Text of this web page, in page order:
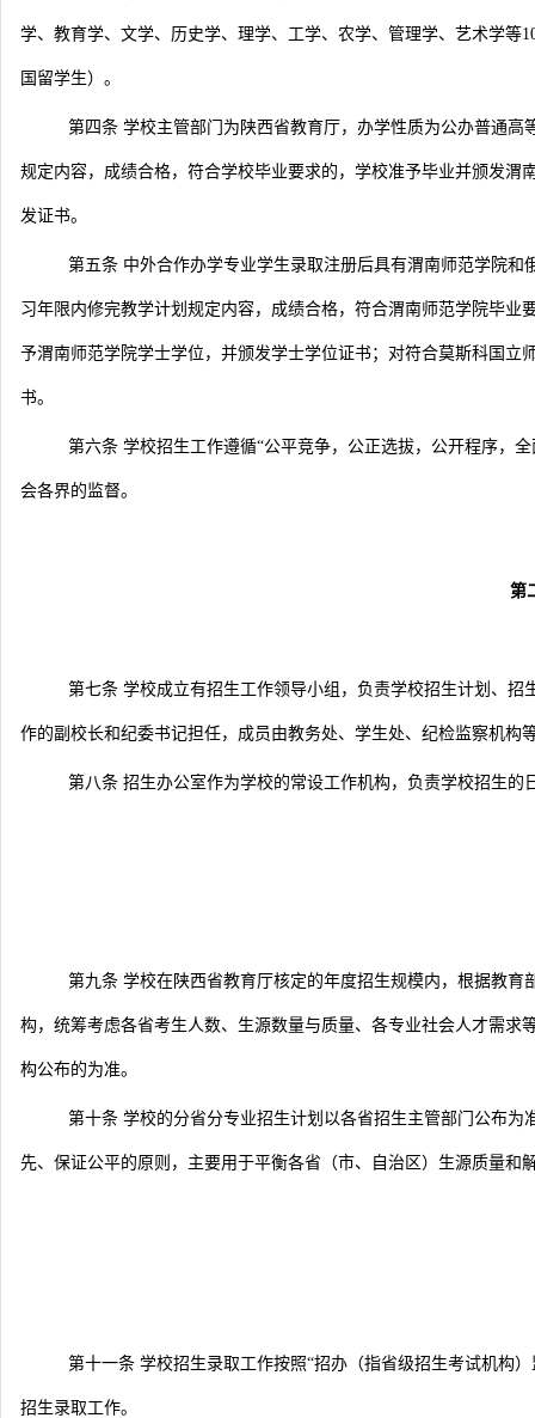
学、教育学、文学、历史学、理学、工学、农学、管理学、艺术学
国留学生）。
第四条 学校主管部门为陕西省教育厅，办学性质为公办普通
规定内容，成绩合格，符合学校毕业要求的，学校准予毕业并颁发
发证书。
第五条 中外合作办学专业学生录取注册后具有渭南师范学院
习年限内修完教学计划规定内容，成绩合格，符合渭南师范学院毕
予渭南师范学院学士学位，并颁发学士学位证书；对符合莫斯科国
书。
第六条 学校招生工作遵循“公平竞争，公正选拔，公开程序，
会各界的监督。
第
第七条 学校成立有招生工作领导小组，负责学校招生计划、
作的副校长和纪委书记担任，成员由教务处、学生处、纪检监察机构
第八条 招生办公室作为学校的常设工作机构，负责学校招生的
第九条 学校在陕西省教育厅核定的年度招生规模内，根据教
构，统筹考虑各省考生人数、生源数量与质量、各专业社会人才需
构公布的为准。
第十条 学校的分省分专业招生计划以各省招生主管部门公布
先、保证公平的原则，主要用于平衡各省（市、自治区）生源质量和
第十一条 学校招生录取工作按照“招办（指省级招生考试机构
招生录取工作。